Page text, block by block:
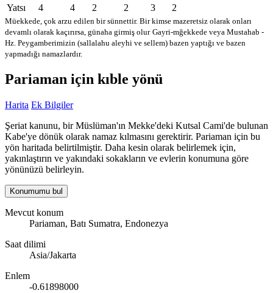
Yatsı
4 4 2 2 3 2
Müekkede, çok arzu edilen bir sünnettir. Bir kimse mazeretsiz olarak onları
devamlı olarak kaçırırsa, günaha girmiş olur Gayri-mğekkede veya Mustahab -
Hz. Peygamberimizin (sallalahu aleyhi ve sellem) bazen yaptığı ve bazen
yapmadığı namazlardır.
Pariaman için kıble yönü
Harita Ek Bilgiler
Şeriat kanunu, bir Müslüman'ın Mekke'deki Kutsal Cami'de bulunan
Kabe'ye dönük olarak namaz kılmasını gerektirir. Pariaman için bu
yön haritada belirtilmiştir. Daha kesin olarak belirlemek için,
yakınlaştırın ve yakındaki sokakların ve evlerin konumuna göre
yönünüzü belirleyin.
Konumumu bul
Mevcut konum
Pariaman, Batı Sumatra, Endonezya
Saat dilimi
Asia/Jakarta
Enlem
-0.61898000